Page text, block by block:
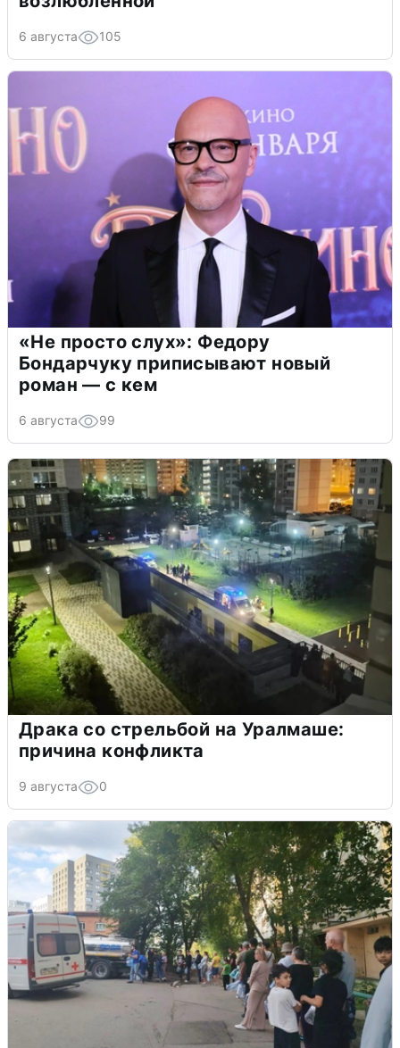
6 августа 105
«Не просто слух»: Федору
Бондарчуку приписывают новый
роман — с кем
6 августа 99
Драка со стрельбой на Уралмаше:
причина конфликта
9 августа 0